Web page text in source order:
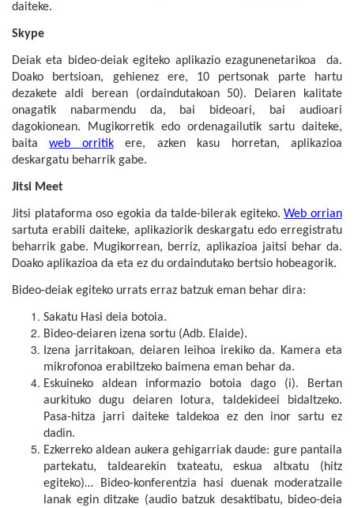
daiteke.
Skype
Deiak eta bideo-deiak egiteko aplikazio ezagunenetarikoa da.
Doako bertsioan, gehienez ere, 10 pertsonak parte hartu
dezakete aldi berean (ordaindutakoan 50). Deiaren kalitate
onagatik nabarmendu da, bai bideoari, bai audioari
dagokionean. Mugikorretik edo ordenagailutik sartu daiteke,
baitaweb orritikere, azken kasu horretan, aplikazioa
deskargatu beharrik gabe.
Jitsi Meet
Jitsi plataforma oso egokia da talde-bilerak egiteko.Web orrian
sartuta erabili daiteke, aplikaziorik deskargatu edo erregistratu
beharrik gabe. Mugikorrean, berriz, aplikazioa jaitsi behar da.
Doako aplikazioa da eta ez du ordaindutako bertsio hobeagorik.
Bideo-deiak egiteko urrats erraz batzuk eman behar dira:
Sakatu Hasi deia botoia.
Bideo-deiaren izena sortu (Adb. Elaide).
Izena jarritakoan, deiaren leihoa irekiko da. Kamera eta
mikrofonoa erabiltzeko baimena eman behar da.
Eskuineko aldean informazio botoia dago (i). Bertan
aurkituko dugu deiaren lotura, taldekideei bidaltzeko.
Pasa-hitza jarri daiteke taldekoa ez den inor sartu ez
dadin.
Ezkerreko aldean aukera gehigarriak daude: gure pantaila
partekatu, taldearekin txateatu, eskua altxatu (hitz
egiteko)… Bideo-konferentzia hasi duenak moderatzaile
lanak egin ditzake (audio batzuk desaktibatu, bideo-deia